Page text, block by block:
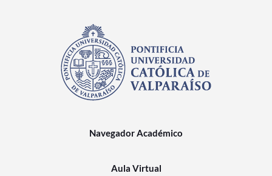
Navegador Académico
Aula Virtual